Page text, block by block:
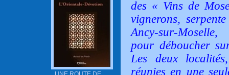
des « Vins de
vignerons,
Ancy-sur-
pour déboucher
Les deux
réunies en une